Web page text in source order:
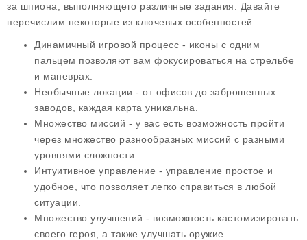
за шпиона, выполняющего различные задания. Давайте
перечислим некоторые из ключевых особенностей:
Динамичный игровой процесс - иконы с одним
пальцем позволяют вам фокусироваться на стрельбе
и маневрах.
Необычные локации - от офисов до заброшенных
заводов, каждая карта уникальна.
Множество миссий - у вас есть возможность пройти
через множество разнообразных миссий с разными
уровнями сложности.
Интуитивное управление - управление простое и
удобное, что позволяет легко справиться в любой
ситуации.
Множество улучшений - возможность кастомизировать
своего героя, а также улучшать оружие.